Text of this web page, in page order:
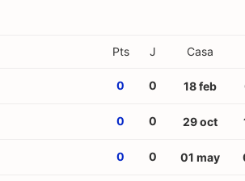
Pts J Casa
0 0 18 feb
0 0 29 oct
0 0 01 may